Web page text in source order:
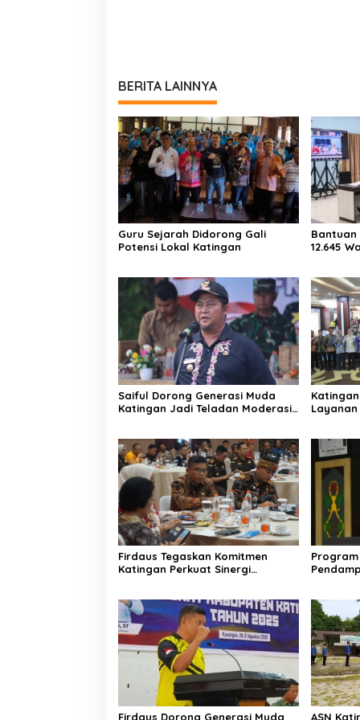
BERITA LAINNYA
Guru Sejarah Didorong Gali
Potensi Lokal Katingan
Bantuan
12.645
Saiful Dorong Generasi Muda
Katingan Jadi Teladan Moderasi
Firdaus Tegaskan Komitmen
Katingan Perkuat Sinergi
Program
Firdaus Dorong Generasi Muda ASN